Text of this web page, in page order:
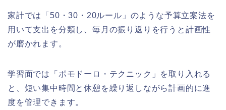
家計では「50・30・20ルール」のような予算立案法を
用いて支出を分類し、毎月の振り返りを行うと計画性
が磨かれます。
学習面では「ポモドーロ・テクニック」を取り入れる
と、短い集中時間と休憩を繰り返しながら計画的に進
度を管理できます。